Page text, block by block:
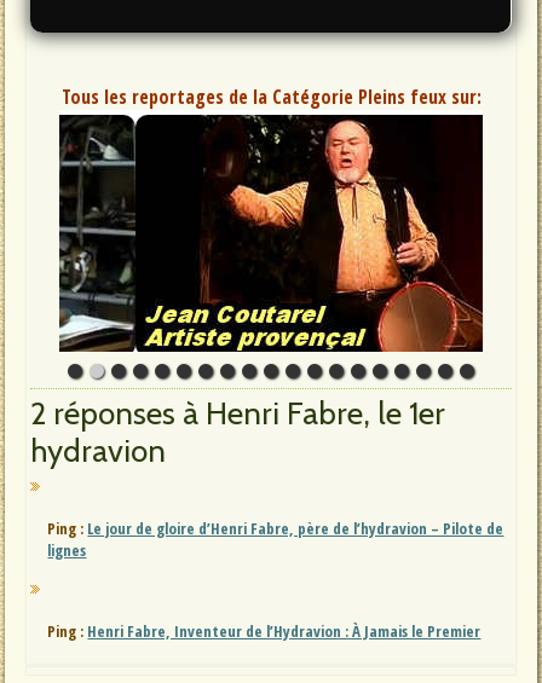
Tous les reportages de la Catégorie Pleins feux sur:
2 réponses à Henri Fabre, le 1er
hydravion
Ping : Le jour de gloire d’Henri Fabre, père de l’hydravion – Pilote de
lignes
Ping : Henri Fabre, Inventeur de l’Hydravion : À Jamais le Premier